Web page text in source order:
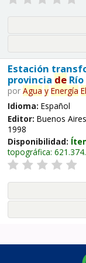
Estación
provincia deRío
por Agua y Energía
Idioma: Español
Editor: Buenos
1998
Disponibilidad:
topográfica: